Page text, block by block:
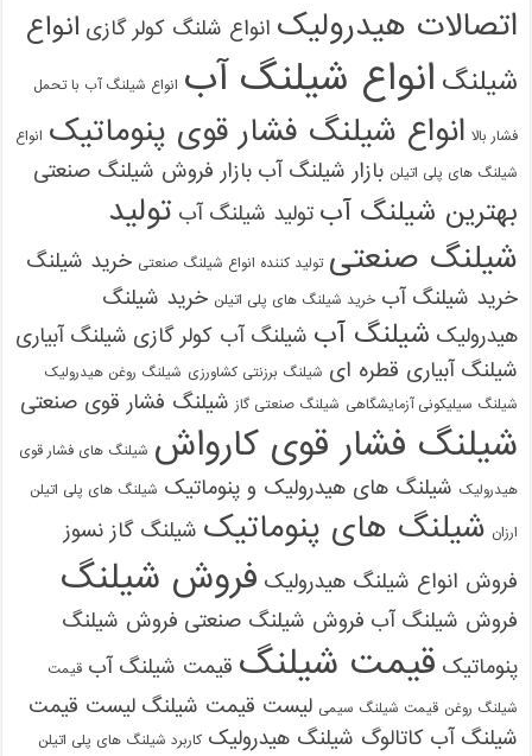
اتصالات هیدرولیک انواع شلنگ کولر گازی انواع
شیلنگ انواع شیلنگ آب انواع شیلنگ آب با تحمل
فشار بالا انواع شیلنگ فشار قوی پنوماتیک انواع
شیلنگ های پلی اتیلن بازار شیلنگ آب بازار فروش شیلنگ صنعتی
بهترین شیلنگ آب تولید شیلنگ آب تولید
شیلنگ صنعتی تولید کننده انواع شیلنگ صنعتی خرید شیلنگ
خرید شیلنگ آب خرید شیلنگ های پلی اتیلن خرید شیلنگ
هیدرولیک شیلنگ آب شیلنگ آب کولر گازی شیلنگ آبیاری
شیلنگ آبیاری قطره ای شیلنگ برزنتی کشاورزی شیلنگ روغن هیدرولیک
شیلنگ سیلیکونی آزمایشگاهی شیلنگ صنعتی گاز شیلنگ فشار قوی صنعتی
شیلنگ فشار قوی کارواش شیلنگ های فشار قوی
هیدرولیک شیلنگ های هیدرولیک و پنوماتیک شیلنگ های پلی اتیلن
ارزان شیلنگ های پنوماتیک شیلنگ گاز نسوز
فروش انواع شیلنگ هیدرولیک فروش شیلنگ
فروش شیلنگ آب فروش شیلنگ صنعتی فروش شیلنگ
پنوماتیک قیمت شیلنگ قیمت شیلنگ آب قیمت
شیلنگ روغن قیمت شیلنگ سیمی لیست قیمت شیلنگ لیست قیمت
شیلنگ آب کاتالوگ شیلنگ هیدرولیک کاربرد شیلنگ های پلی اتیلن